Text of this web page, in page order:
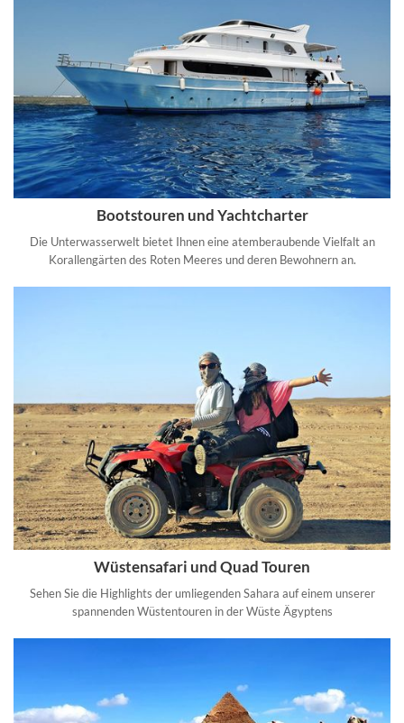
Bootstouren und Yachtcharter
Die Unterwasserwelt bietet Ihnen eine atemberaubende Vielfalt an
Korallengärten des Roten Meeres und deren Bewohnern an.
Wüstensafari und Quad Touren
Sehen Sie die Highlights der umliegenden Sahara auf einem unserer
spannenden Wüstentouren in der Wüste Ägyptens